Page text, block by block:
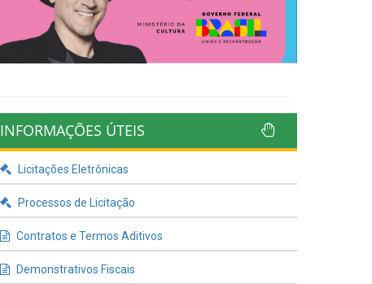
INFORMAÇÕES ÚTEIS
Licitações Eletrônicas
Processos de Licitação
Contratos e Termos Aditivos
Demonstrativos Fiscais